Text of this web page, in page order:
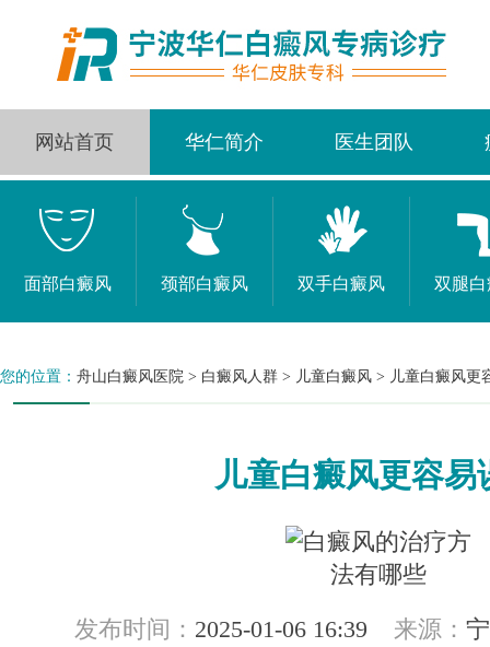
网站首页 华仁简介 医生团队
面部白癜风 颈部白癜风 双手白癜风 双腿
您的位置： 舟山白癜风医院 > 白癜风人群 > 儿童白癜风 > 儿童白癜风更
儿童白癜风更容易
发布时间： 2025-01-06 16:39 来源：